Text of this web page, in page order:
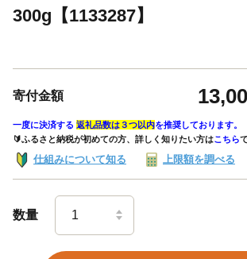
300g【1133287】
寄付金額
一度に決済する 返礼品数は３つ以内を推奨しております。
🔰ふるさと納税が初めての方、詳しく知りたい方はこちら
仕組みについて知る 上限額を調べる
数量